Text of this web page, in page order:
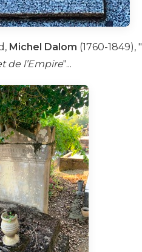
Michel Dalom (1760-1849), "
de l’Empire"...